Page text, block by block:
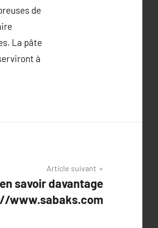
de
La pâte
à
Article suivant
savoir davantage
www.sabaks.com